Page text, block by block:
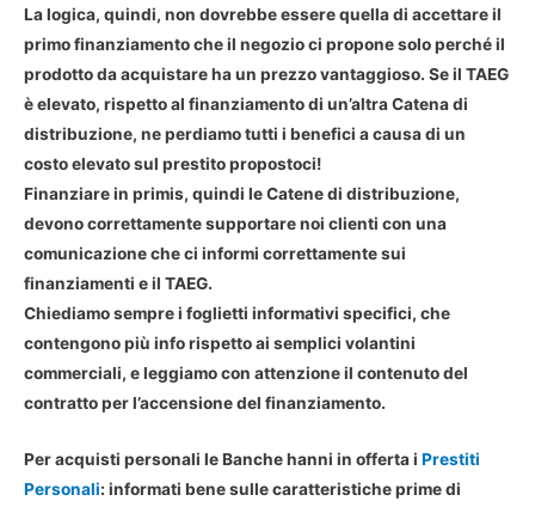
La logica, quindi, non dovrebbe essere quella di accettare il
primo finanziamento che il negozio ci propone solo perché il
prodotto da acquistare ha un prezzo vantaggioso. Se il TAEG
è elevato, rispetto al finanziamento di un’altra Catena di
distribuzione, ne perdiamo tutti i benefici a causa di un
costo elevato sul prestito propostoci!
Finanziare in primis, quindi le Catene di distribuzione,
devono correttamente supportare noi clienti con una
comunicazione che ci informi correttamente sui
finanziamenti e il TAEG.
Chiediamo sempre i foglietti informativi specifici, che
contengono più info rispetto ai semplici volantini
commerciali, e leggiamo con attenzione il contenuto del
contratto per l’accensione del finanziamento.
Per acquisti personali le Banche hanni in offerta i Prestiti
Personali: informati bene sulle caratteristiche prime di